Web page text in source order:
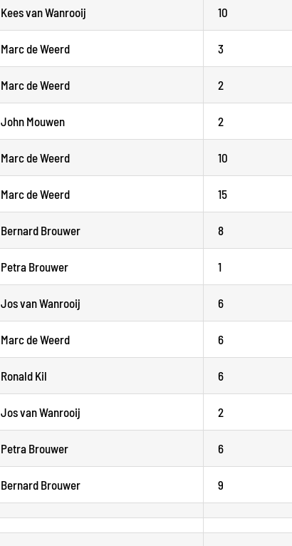
Kees van Wanrooij 10
Marc de Weerd 3
Marc de Weerd 2
John Mouwen 2
Marc de Weerd 10
Marc de Weerd 15
Bernard Brouwer 8
Petra Brouwer 1
Jos van Wanrooij 6
Marc de Weerd 6
Ronald Kil 6
Jos van Wanrooij 2
Petra Brouwer 6
Bernard Brouwer 9